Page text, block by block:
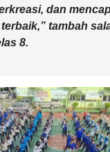
dan
tambah
8.